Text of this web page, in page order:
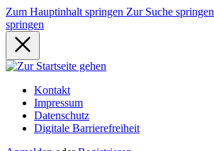
Zum Hauptinhalt springen Zur Suche springen
springen
Kontakt
Impressum
Datenschutz
Digitale Barrierefreiheit